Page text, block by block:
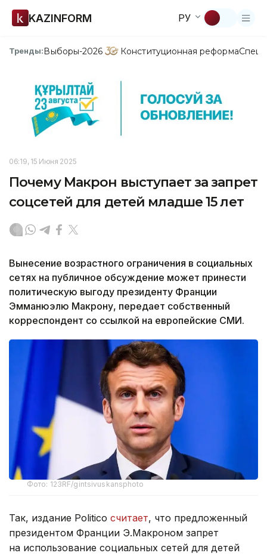
KAZINFORM РУ
Тренды:Выборы-2026 Конституционная реформа
06:19, 15 Июня 2025
Почему Макрон выступает за запрет
соцсетей для детей младше 15 лет
Вынесение возрастного ограничения в социальных
сетях на публичное обсуждение может принести
политическую выгоду президенту Франции
Эмманюэлю Макрону, передает собственный
корреспондент со ссылкой на европейские СМИ.
Фото: 123RF/gintsivuskansphoto
Так, издание Politico считает, что предложенный
президентом Франции Э.Макроном запрет
на использование социальных сетей для детей